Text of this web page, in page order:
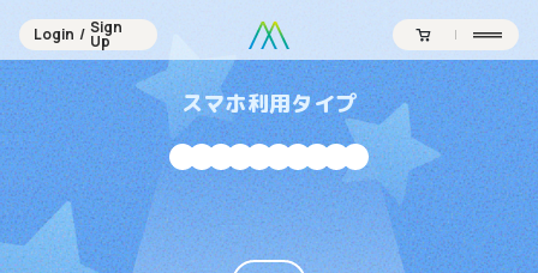
Login / Sign
Up
Login / Sign
Up
Contents
Products
Campaign
Journal
News
About
Point
Support
Official SNS
スマホ利用タイプ